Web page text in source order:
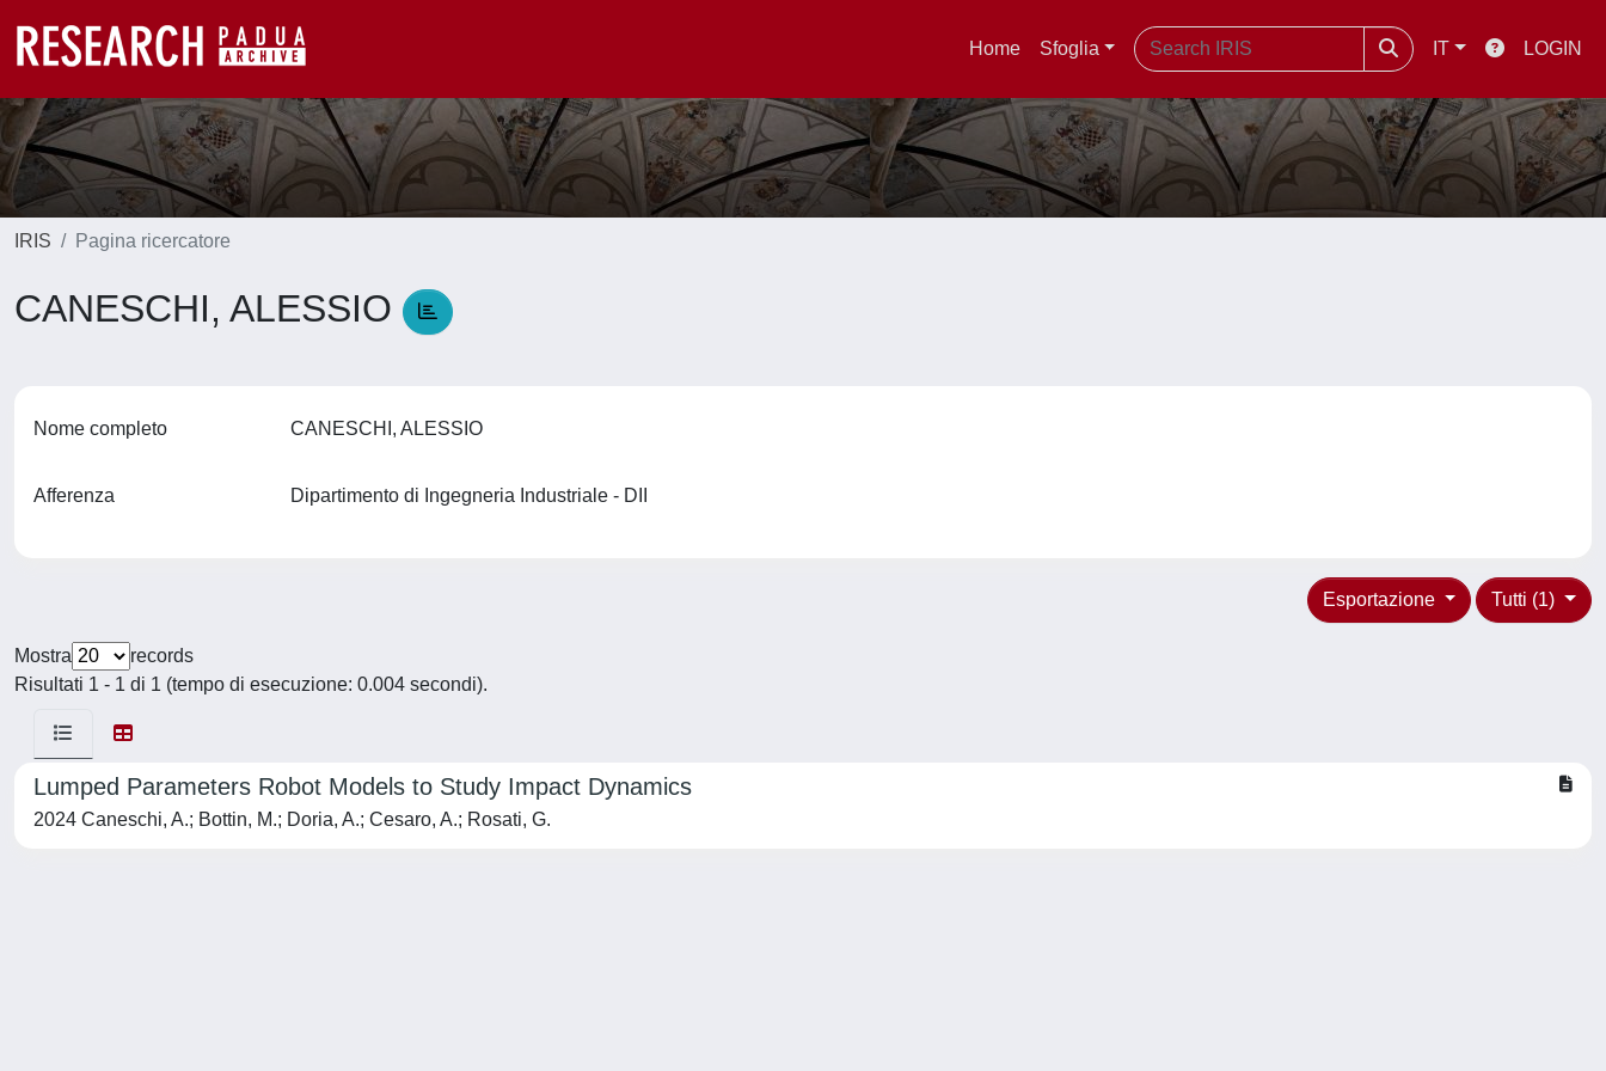
Home Sfoglia IT LOGIN
IRIS Pagina ricercatore
CANESCHI, ALESSIO
Nome completo CANESCHI, ALESSIO
Afferenza Dipartimento di Ingegneria Industriale - DII
Tutti (1)
Esportazione
Mostra
records
Risultati 1 - 1 di 1 (tempo di esecuzione: 0.004 secondi).
Lumped Parameters Robot Models to Study Impact Dynamics
2024 Caneschi, A.; Bottin, M.; Doria, A.; Cesaro, A.; Rosati, G.